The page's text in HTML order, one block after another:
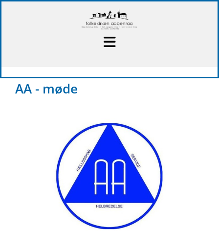
AA - møde